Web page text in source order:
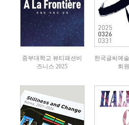
중부대학교 뷰티패션비
즈니스 2025
한국글씨예
회